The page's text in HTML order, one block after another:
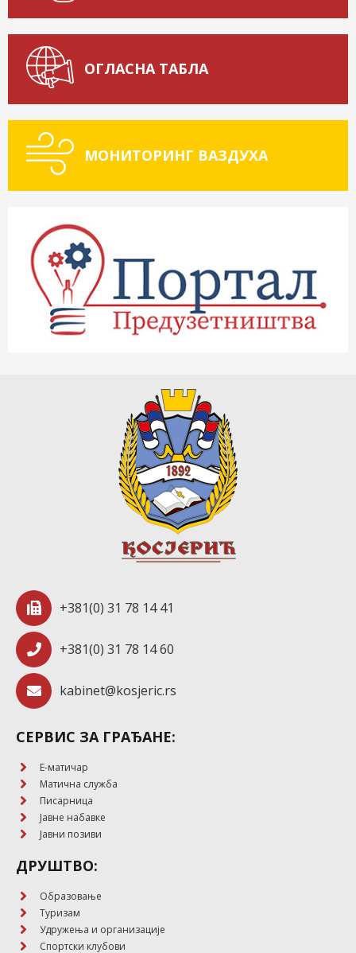
ОГЛАСНА ТАБЛА
МОНИТОРИНГ ВАЗДУХА
+381(0) 31 78 14 41
+381(0) 31 78 14 60
kabinet@kosjeric.rs
СЕРВИС ЗА ГРАЂАНЕ:
E-матичар
Матична служба
Писарница
Јавне набавке
Јавни позиви
ДРУШТВО:
Образовање
Туризам
Удружења и организације
Спортски клубови